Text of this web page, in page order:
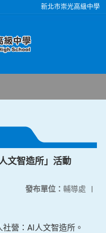
新北市崇光高級中學
文智造所」活動
發布單位： 輔導處 |
營：AI人文智造所。